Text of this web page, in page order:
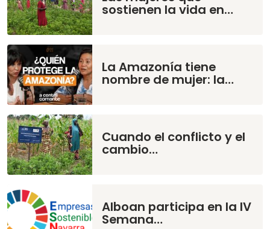
sostienen la vida en…
La Amazonía tiene
nombre de mujer: la…
Cuando el conflicto y el
cambio…
Alboan participa en la IV
Semana…